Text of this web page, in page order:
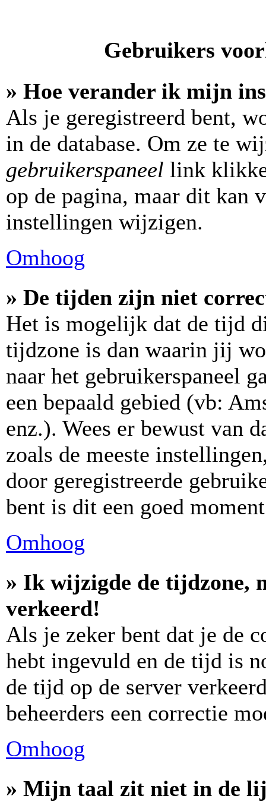
Gebruikers
» Hoe verander ik mijn
Als je geregistreerd bent,
in de database. Om ze te
gebruikerspaneel link
op de pagina, maar dit kan
instellingen wijzigen.
Omhoog
» De tijden zijn niet
Het is mogelijk dat de tijd
tijdzone is dan waarin jij
naar het gebruikerspaneel
een bepaald gebied (vb:
enz.). Wees er bewust van
zoals de meeste
door geregistreerde
bent is dit een goed
Omhoog
» Ik wijzigde de tijdzone,
verkeerd!
Als je zeker bent dat je de
hebt ingevuld en de tijd is
de tijd op de server
beheerders een correctie
Omhoog
» Mijn taal zit niet in de